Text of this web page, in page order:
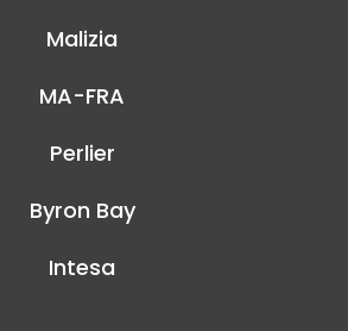
Malizia
MA-FRA
Perlier
Byron Bay
Intesa